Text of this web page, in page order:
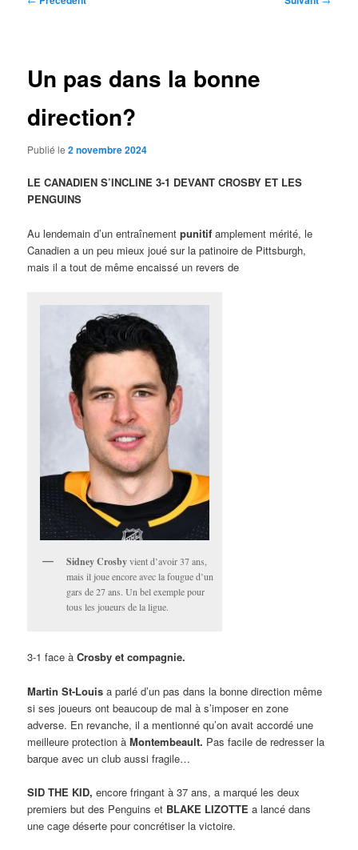
Un pas dans la bonne
direction?
Publié le2 novembre 2024
LE CANADIEN S’INCLINE 3-1 DEVANT CROSBY ET LES
PENGUINS
Au lendemain d’un entraînementpunitif amplement mérité, le
Canadien a un peu mieux joué sur la patinoire de Pittsburgh,
mais il a tout de même encaissé un revers de
Sidney Crosbyvient d’avoir 37 ans,
mais il joue encore avec la fougue d’un
gars de 27 ans. Un bel exemple pour
tous les joueurs de la ligue.
3-1 face àCrosby et compagnie.
Martin St-Louis a parlé d’un pas dans la bonne direction même
si ses joueurs ont beaucoup de mal à s’imposer en zone
adverse. En revanche, il a mentionné qu’on avait accordé une
meilleure protection àMontembeault. Pas facile de redresser la
barque avec un club aussi fragile…
SID THE KID, encore fringant à 37 ans, a marqué les deux
premiers but des Penguins et BLAKE LIZOTTE a lancé dans
une cage déserte pour concrétiser la victoire.